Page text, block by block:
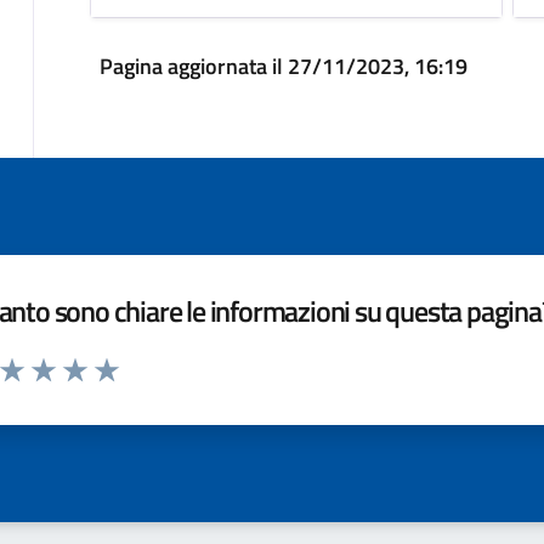
Pagina aggiornata il 27/11/2023, 16:19
sono chiare le informazioni su questa
da 1 a 5 stelle la pagina